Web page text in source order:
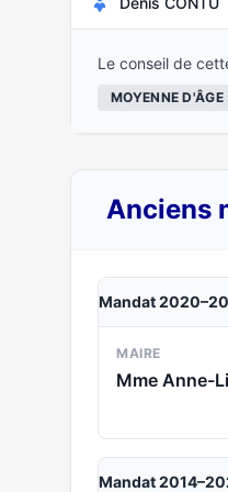
Le conseil de
MOYENNE
Anciens
Mandat
MAIRE
Mme Anne-
Mandat